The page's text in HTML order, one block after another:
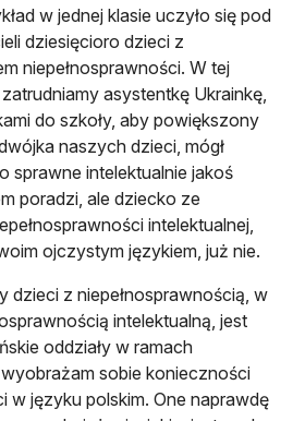
w jednej klasie uczyło się pod
dziesięcioro dzieci z
niepełnosprawności. W tej
asystentkę Ukrainkę,
do szkoły, aby powiększony
naszych dzieci, mógł
sprawne intelektualnie jakoś
poradzi, ale dziecko ze
intelektualnej,
ojczystym językiem, już nie.
dzieci z niepełnosprawnością, w
intelektualną, jest
oddziały w ramach
sobie konieczności
w języku polskim. One naprawdę